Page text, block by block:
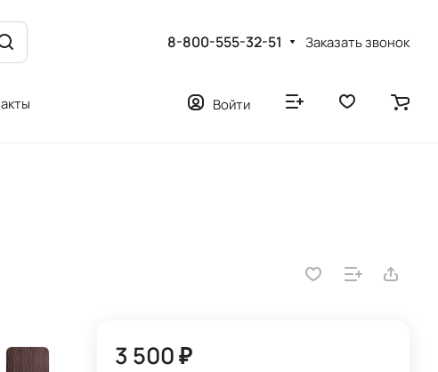
8-800-555-32-51 Заказать звонок
Войти
3 500 ₽